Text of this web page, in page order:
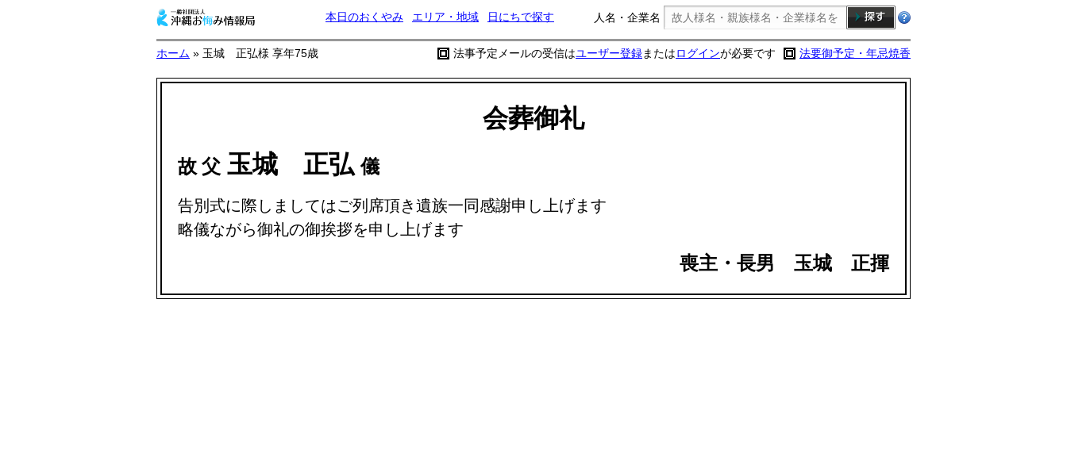
本日のおくやみ エリア・地域 日にちで探す 人名・企業名
ホーム » 玉城 正弘様 享年75歳 法要御予定・年忌焼香
法事予定メールの受信はユーザー登録またはログインが必要です
会葬御礼
故 父 玉城 正弘儀
告別式に際しましてはご列席頂き遺族一同感謝申し上げます
略儀ながら御礼の御挨拶を申し上げます
喪主・長男 玉城 正揮